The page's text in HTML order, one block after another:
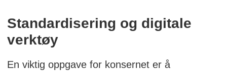
Standardisering og digitale
verktøy
En viktig oppgave for konsernet er å